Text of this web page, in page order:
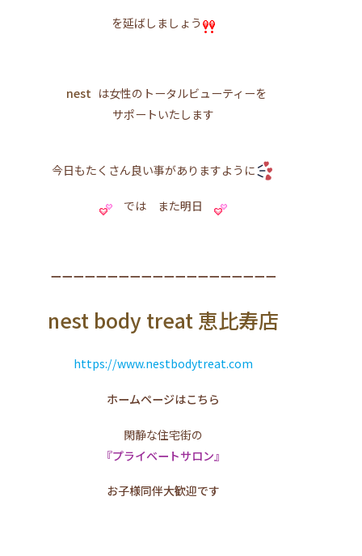
を延ばしましょう
nest は女性のトータルビューティーを
サポートいたします
今日もたくさん良い事がありますように
では また明日
ーーーーーーーーーーーーーーーーーーーー
nest body treat 恵比寿店
https://www.nestbodytreat.com
ホームページはこちら
閑静な住宅街の
『プライベートサロン』
お子様同伴大歓迎です